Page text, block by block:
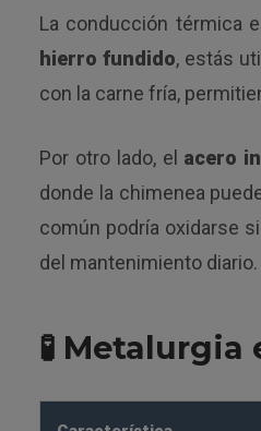
La conducción térmica
hierro fundido, estás
con la carne fría,
Por otro lado, el acero
donde la chimenea
común podría oxidarse
del mantenimiento diario.
🧪